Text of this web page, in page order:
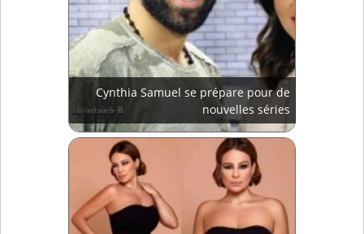
Cynthia Samuel se prépare pour de
nouvelles séries